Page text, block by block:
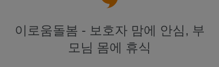
이로움돌봄 - 보호자 맘에 안심, 부
모님 몸에 휴식